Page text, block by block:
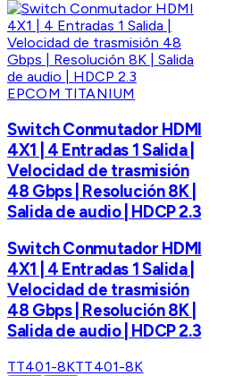
EPCOM TITANIUM
Switch Conmutador HDMI
4X1 | 4 Entradas 1 Salida |
Velocidad de trasmisión
48 Gbps | Resolución 8K |
Salida de audio | HDCP 2.3
Switch Conmutador HDMI
4X1 | 4 Entradas 1 Salida |
Velocidad de trasmisión
48 Gbps | Resolución 8K |
Salida de audio | HDCP 2.3
TT401-8KTT401-8K